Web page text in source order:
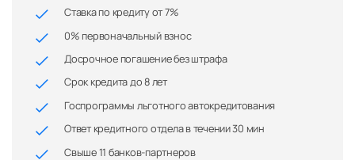
Ставка по кредиту от 7%
0% первоначальный взнос
Досрочное погашение без штрафа
Срок кредита до 8 лет
Госпрограммы льготного автокредитования
Ответ кредитного отдела в течении 30 мин
Свыше 11 банков-партнеров